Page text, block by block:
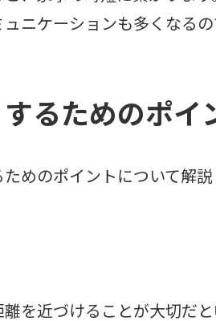
ニケーションも多くなるの
るためのポイ
めのポイントについて解説
を近づけることが大切だと